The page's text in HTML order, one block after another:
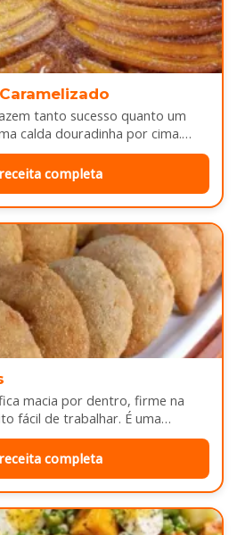
tanto sucesso quanto um
calda douradinha por cima.
cheirinho…
completa
macia por dentro, firme na
fácil de trabalhar. É uma…
completa